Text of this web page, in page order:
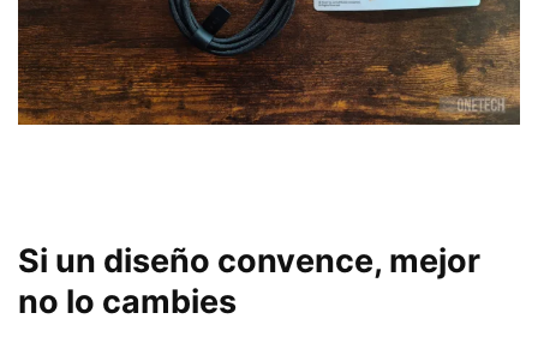
Si un diseño convence, mejor
no lo cambies